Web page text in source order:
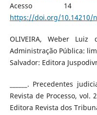
Acesso 14
https://doi.org/10.14210/
OLIVEIRA, Weber Luiz
Administração Pública:
Salvador: Editora
______. Precedentes
Revista de Processo, vol.
Editora Revista dos